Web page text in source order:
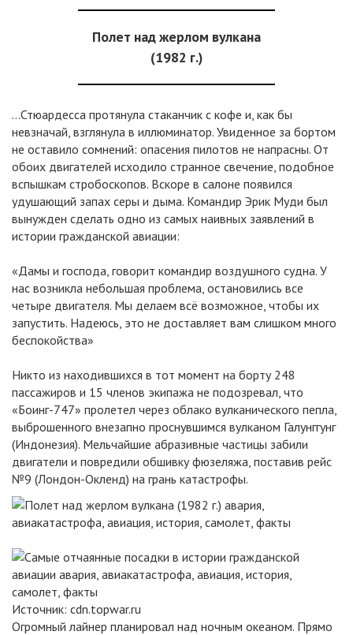
Полет над жерлом вулкана
(1982 г.)
…Стюардесса протянула стаканчик с кофе и, как бы
невзначай, взглянула в иллюминатор. Увиденное за бортом
не оставило сомнений: опасения пилотов не напрасны. От
обоих двигателей исходило странное свечение, подобное
вспышкам стробоскопов. Вскоре в салоне появился
удушающий запах серы и дыма. Командир Эрик Муди был
вынужден сделать одно из самых наивных заявлений в
истории гражданской авиации:
«Дамы и господа, говорит командир воздушного судна. У
нас возникла небольшая проблема, остановились все
четыре двигателя. Мы делаем всё возможное, чтобы их
запустить. Надеюсь, это не доставляет вам слишком много
беспокойства»
Никто из находившихся в тот момент на борту 248
пассажиров и 15 членов экипажа не подозревал, что
«Боинг-747» пролетел через облако вулканического пепла,
выброшенного внезапно проснувшимся вулканом Галунггунг
(Индонезия). Мельчайшие абразивные частицы забили
двигатели и повредили обшивку фюзеляжа, поставив рейс
№9 (Лондон-Окленд) на грань катастрофы.
Источник: cdn.topwar.ru
Огромный лайнер планировал над ночным океаном. Прямо